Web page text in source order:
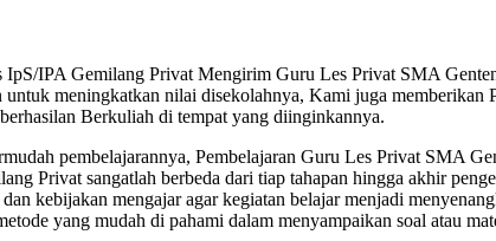
IPA Gemilang Privat Mengirim Guru Les Privat SMA
meningkatkan nilai disekolahnya, Kami juga
Berkuliah di tempat yang diinginkannya.
pembelajarannya, Pembelajaran Guru Les Privat SMA
Privat sangatlah berbeda dari tiap tahapan hingga akhir
kebijakan mengajar agar kegiatan belajar menjadi
yang mudah di pahami dalam menyampaikan soal atau